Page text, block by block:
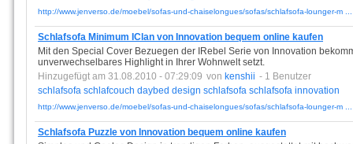
http://www.jenverso.de/moebel/sofas-und-chaiselongues/sofas/schlafsofa-lounger-m ...
Schlafsofa Minimum IClan von Innovation bequem online kaufen
Mit den Special Cover Bezuegen der IRebel Serie von Innovation
unverwechselbares Highlight in Ihrer Wohnwelt setzt.
Hinzugefügt am 31.08.2010 - 07:29:09 von kenshii - 1 Benutzer
schlafsofa schlafcouch daybed design schlafsofa schlafsofa innovation
http://www.jenverso.de/moebel/sofas-und-chaiselongues/sofas/schlafsofa-lounger-m ...
Schlafsofa Puzzle von Innovation bequem online kaufen